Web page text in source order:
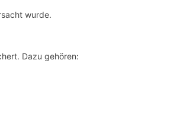
wurde.
Dazu gehören: